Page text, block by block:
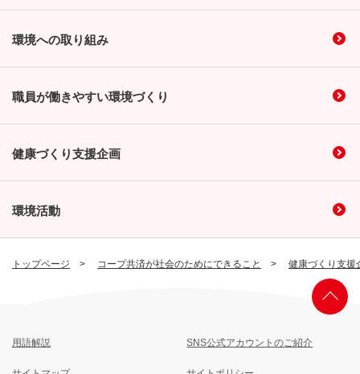
トップページ コープ共済が社会のためにできること 健康づくり支援
環境への取り組み
職員が働きやすい環境づくり
健康づくり支援企画
環境活動
用語解説 SNS公式アカウントのご紹介